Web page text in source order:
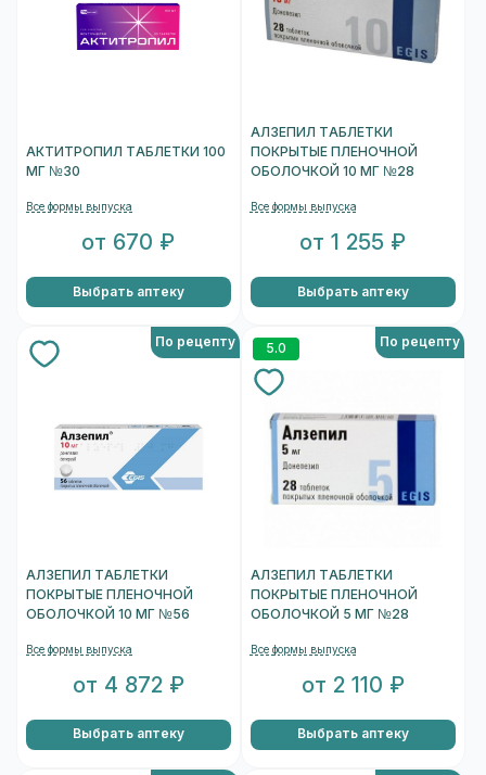
АКТИТРОПИЛ ТАБЛЕТКИ 100
МГ №30
Все формы выпуска
от 670 ₽
Выбрать аптеку
АЛЗЕПИЛ ТАБЛЕТКИ
ПОКРЫТЫЕ ПЛЕНОЧНОЙ
ОБОЛОЧКОЙ 10 МГ №28
Все формы выпуска
от 1 255 ₽
Выбрать аптеку
По рецепту
АЛЗЕПИЛ ТАБЛЕТКИ
ПОКРЫТЫЕ ПЛЕНОЧНОЙ
ОБОЛОЧКОЙ 10 МГ №56
Все формы выпуска
от 4 872 ₽
Выбрать аптеку
5.0 По рецепту
АЛЗЕПИЛ ТАБЛЕТКИ
ПОКРЫТЫЕ ПЛЕНОЧНОЙ
ОБОЛОЧКОЙ 5 МГ №28
Все формы выпуска
от 2 110 ₽
Выбрать аптеку